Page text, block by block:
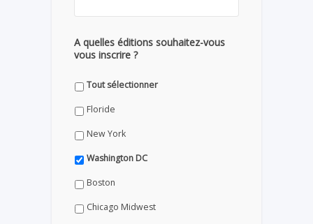
A quelles éditions souhaitez-vous
vous inscrire ?
Tout sélectionner
Floride
New York
Washington DC
Boston
Chicago Midwest